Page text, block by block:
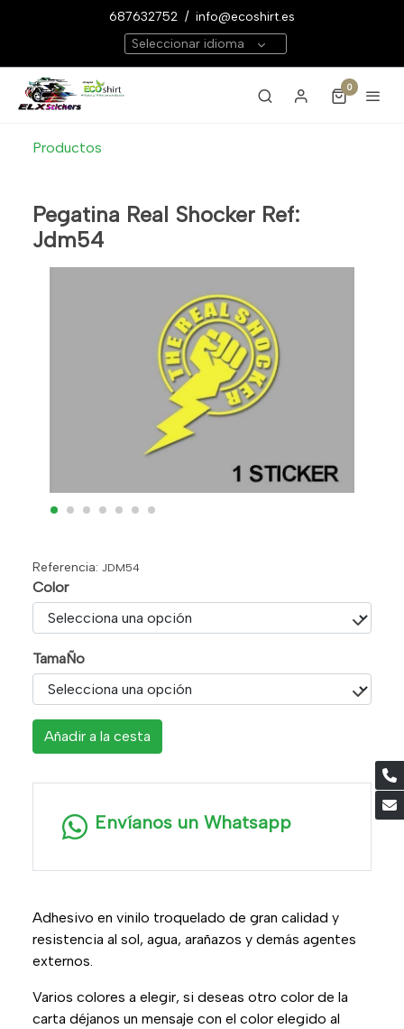
687632752 / info@ecoshirt.es
Seleccionar idioma
0
Productos
Pegatina Real Shocker Ref:
Jdm54
Referencia: JDM54
Color
TamaÑo
Añadir a la cesta
Envíanos un Whatsapp
Adhesivo en vinilo troquelado de gran calidad y
resistencia al sol, agua, arañazos y demás agentes
externos.
Varios colores a elegir, si deseas otro color de la
carta déjanos un mensaje con el color elegido al